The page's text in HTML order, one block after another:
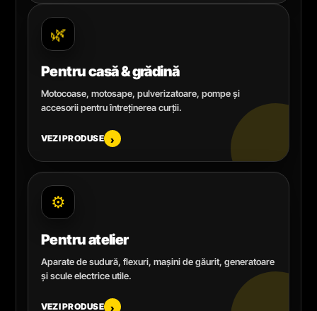
🌿
Pentru casă & grădină
Motocoase, motosape, pulverizatoare, pompe și
accesorii pentru întreținerea curții.
VEZI PRODUSE ›
⚙️
Pentru atelier
Aparate de sudură, flexuri, mașini de găurit, generatoare
și scule electrice utile.
VEZI PRODUSE ›